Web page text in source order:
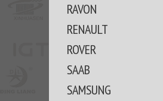
RAVON
RENAULT
ROVER
SAAB
SAMSUNG